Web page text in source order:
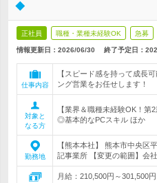
◆
正社員 職種・業種未経験OK 急募
情報更新日：2026/06/30 終了予定日：
仕事内容
【スピード感を持って成長
ング営業をお任せします！
対象と
なる方
【業界＆職種未経験OK！
◎基本的なPCスキル ほか
勤務地
【熊本本社】 熊本市中央区
記事業所 【変更の範囲】会
月給：210,500円～301,500